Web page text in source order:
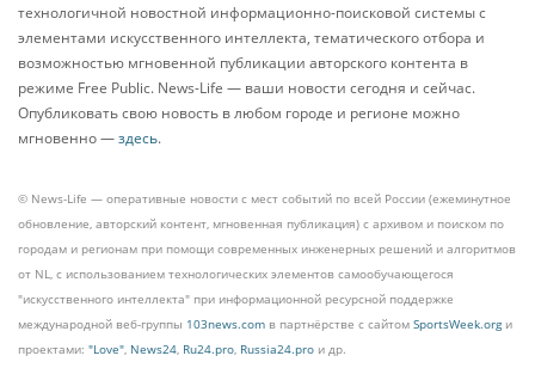
технологичной новостной информационно-поисковой системы с
элементами искусственного интеллекта, тематического отбора и
возможностью мгновенной публикации авторского контента в
режиме Free Public. News-Life — ваши новости сегодня и сейчас.
Опубликовать свою новость в любом городе и регионе можно
мгновенно —здесь.
© News-Life — оперативные новости с мест событий по всей России (ежеминутное
обновление, авторский контент, мгновенная публикация) с архивом и поиском по
городам и регионам при помощи современных инженерных решений и алгоритмов
от NL, с использованием технологических элементов самообучающегося
"искусственного интеллекта" при информационной ресурсной поддержке
международной веб-группы 103news.com в партнёрстве с сайтом SportsWeek.orgи
проектами: "Love", News24, Ru24.pro, Russia24.pro и др.